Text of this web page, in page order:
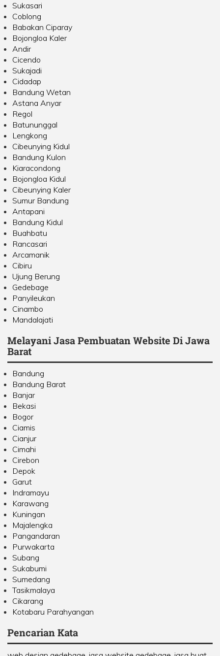
Sukasari
Coblong
Babakan Ciparay
Bojongloa Kaler
Andir
Cicendo
Sukajadi
Cidadap
Bandung Wetan
Astana Anyar
Regol
Batununggal
Lengkong
Cibeunying Kidul
Bandung Kulon
Kiaracondong
Bojongloa Kidul
Cibeunying Kaler
Sumur Bandung
Antapani
Bandung Kidul
Buahbatu
Rancasari
Arcamanik
Cibiru
Ujung Berung
Gedebage
Panyileukan
Cinambo
Mandalajati
Melayani Jasa Pembuatan Website Di Jawa
Barat
Bandung
Bandung Barat
Banjar
Bekasi
Bogor
Ciamis
Cianjur
Cimahi
Cirebon
Depok
Garut
Indramayu
Karawang
Kuningan
Majalengka
Pangandaran
Purwakarta
Subang
Sukabumi
Sumedang
Tasikmalaya
Cikarang
Kotabaru Parahyangan
Pencarian Kata